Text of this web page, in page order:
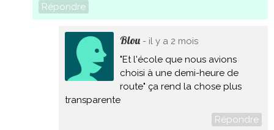
Répondre
Blou- il y a 2 mois
"Et l'école que nous avions
choisi à une demi-heure de
route" ça rend la chose plus
transparente
Répondre